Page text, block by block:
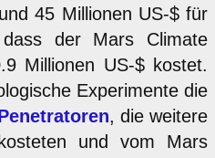
45 Millionen US-$ für
der Mars Climate
Millionen US-$ kostet.
Experimente die
, die weitere
und vom Mars